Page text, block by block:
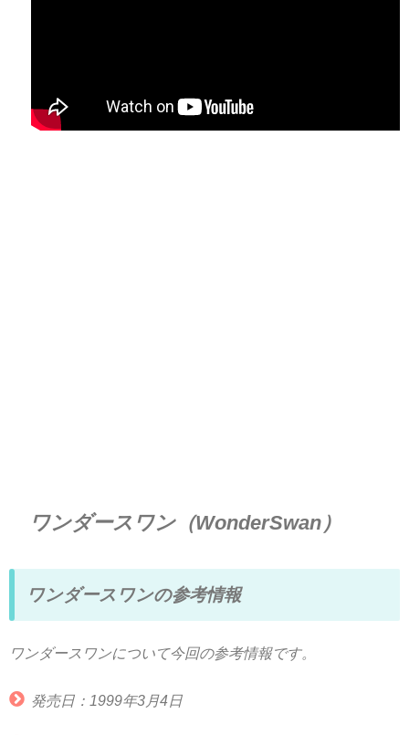
ワンダースワン（WonderSwan）
ワンダースワンの参考情報
ワンダースワンについて今回の参考情報です。
発売日：1999年3月4日